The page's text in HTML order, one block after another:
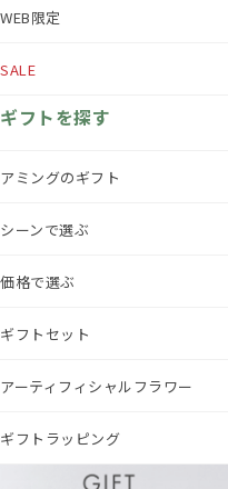
WEB限定
SALE
ギフトを探す
アミングのギフト
シーンで選ぶ
価格で選ぶ
ギフトセット
アーティフィシャルフラワー
ギフトラッピング